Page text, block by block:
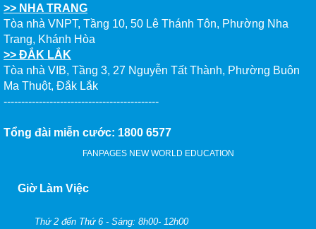
Sự kiện Du học CANADA ADMISSION DAY 11/11/2023 - SẴN SÀNG
CHINH PHỤC ƯỚC MƠ
DU HỌC CANADA 2024 - CƠ HỘI VIỆC LÀM, CHÍNH SÁCH ĐỊNH CƯ
>> NHA TRANG
Tòa nhà VNPT, Tầng 10, 50 Lê Thánh Tôn, Phường Nha
Trang, Khánh Hòa
>> ĐẮK LẮK
Tòa nhà VIB, Tầng 3, 27 Nguyễn Tất Thành, Phường Buôn
Ma Thuột, Đắk Lắk
--------------------------------------------
Tổng đài miễn cước: 1800 6577
FANPAGES NEW WORLD EDUCATION
Giờ Làm Việc
Thứ 2 đến Thứ 6 - Sáng: 8h00- 12h00